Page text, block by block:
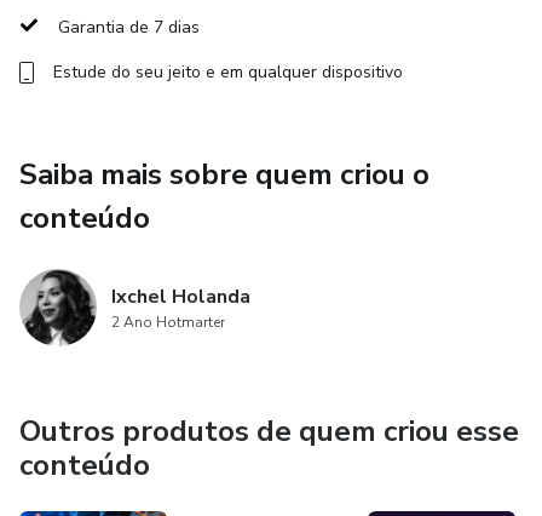
• Construção de tabelas, gráficos e relatórios
• Planejamento terapêutico individualizado
💡 Diferenciais:
• Aulas teóricas e práticas
• Modelos de relatório prontos para aplicar
Garantia de 7 dias
Estude do seu jeito e em qualquer dispositivo
Saiba mais sobre quem criou o
conteúdo
Ixchel Holanda
2 Ano Hotmarter
Outros produtos de quem criou esse
conteúdo